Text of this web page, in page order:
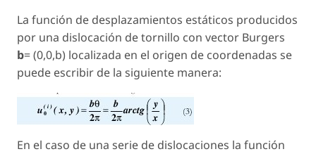
La función de desplazamientos estáticos producidos
por una dislocación de tornillo con vector Burgers
b= (0,0,b) localizada en el origen de coordenadas se
puede escribir de la siguiente manera:
En el caso de una serie de dislocaciones la función